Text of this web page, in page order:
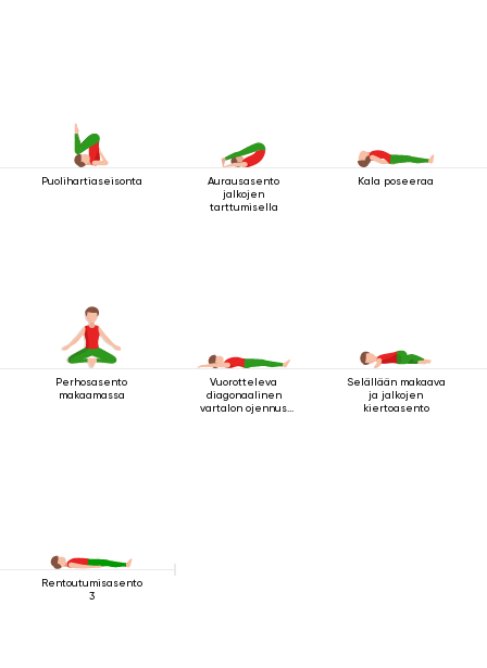
Puolihartiaseisonta
Aurausasento
jalkojen
tarttumisella
Kala poseeraa
Perhosasento
makaamassa
Vuorotteleva
diagonaalinen
vartalon ojennus
Selällään makaava
ja jalkojen
kiertoasento
Rentoutumisasento
3